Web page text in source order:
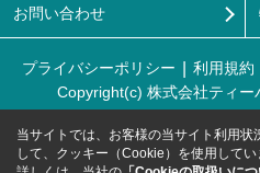
お問い合わせ
プライバシーポリシー 利用規約
Copyright(c) 株式会社ティー
当サイトでは、お客様の当サイト利用状
して、クッキー（Cookie）を使用してい